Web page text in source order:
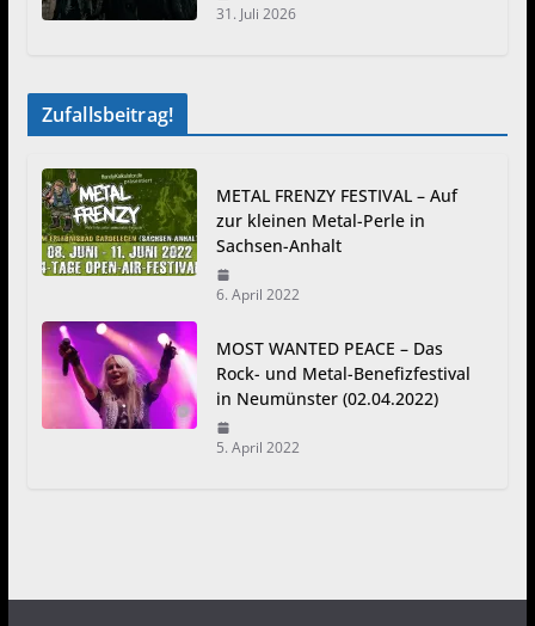
31. Juli 2026
Zufallsbeitrag!
METAL FRENZY FESTIVAL – Auf
zur kleinen Metal-Perle in
Sachsen-Anhalt
6. April 2022
MOST WANTED PEACE – Das
Rock- und Metal-Benefizfestival
in Neumünster (02.04.2022)
5. April 2022